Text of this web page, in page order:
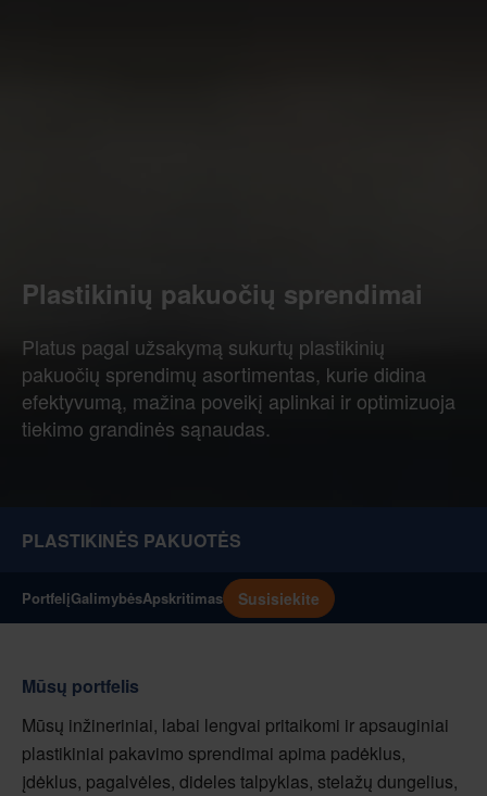
Plastikinių pakuočių sprendimai
Platus pagal užsakymą sukurtų plastikinių
pakuočių sprendimų asortimentas, kurie didina
efektyvumą, mažina poveikį aplinkai ir optimizuoja
tiekimo grandinės sąnaudas.
PLASTIKINĖS PAKUOTĖS
PortfelįGalimybėsApskritimas Susisiekite
Mūsų portfelis
Mūsų inžineriniai, labai lengvai pritaikomi ir apsauginiai
plastikiniai pakavimo sprendimai apima padėklus,
įdėklus, pagalvėles, dideles talpyklas, stelažų dungelius,